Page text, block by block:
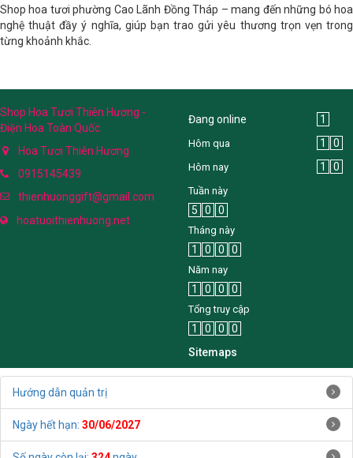
Shop hoa tươi phường Cao Lãnh Đồng Tháp – mang đến những bó hoa
nghệ thuật đầy ý nghĩa, giúp bạn trao gửi yêu thương trọn vẹn trong
từng khoảnh khắc.
Shop Hoa Tươi Thiên Hương -
Điện Hoa Toàn Quốc
Hoa Tươi Thiên Hương
0915145439
thienhuonggift@gmail.com
hoatuoithienhuong.net
Đang online 1
Hôm qua 1 0
Hôm nay 1 0
Tuần này
5 0 0
Tháng này
1 0 0 0
Năm nay
1 0 0 0
Tổng truy cập
1 0 0
0
Sitemaps
Hướng dẫn quản trị
Ngày hết hạn: 30/06/2027